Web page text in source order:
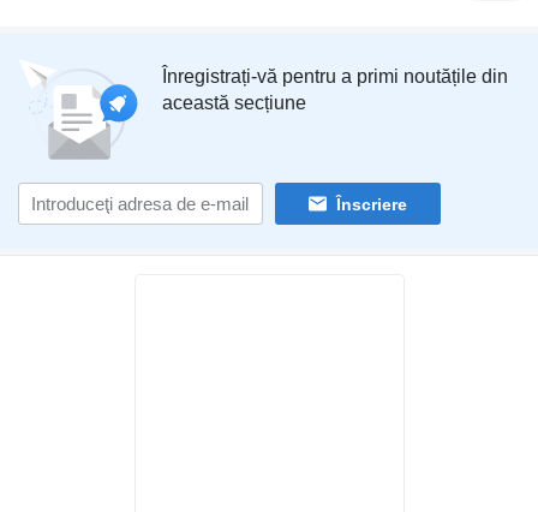
Înregistrați-vă pentru a primi noutățile din
această secțiune
Înscriere